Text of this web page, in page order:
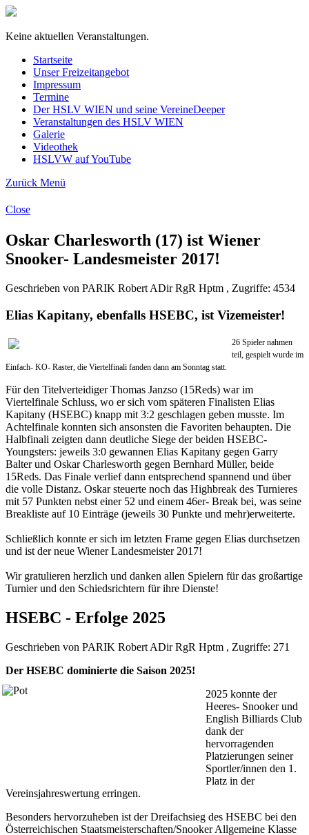
Keine aktuellen Veranstaltungen.
Startseite
Unser Freizeitangebot
Impressum
Termine
Der HSLV WIEN und seine VereineDeeper
Veranstaltungen des HSLV WIEN
Galerie
Videothek
HSLVW auf YouTube
Zurück Menü
Close
Oskar Charlesworth (17) ist Wiener
Snooker- Landesmeister 2017!
Geschrieben von PARIK Robert ADir RgR Hptm , Zugriffe: 4534
Elias Kapitany, ebenfalls HSEBC, ist Vizemeister!
26 Spieler nahmen
teil, gespielt wurde im
Einfach- KO- Raster, die Viertelfinali fanden dann am Sonntag statt.
Für den Titelverteidiger Thomas Janzso (15Reds) war im
Viertelfinale Schluss, wo er sich vom späteren Finalisten Elias
Kapitany (HSEBC) knapp mit 3:2 geschlagen geben musste. Im
Achtelfinale konnten sich ansonsten die Favoriten behaupten. Die
Halbfinali zeigten dann deutliche Siege der beiden HSEBC-
Youngsters: jeweils 3:0 gewannen Elias Kapitany gegen Garry
Balter und Oskar Charlesworth gegen Bernhard Müller, beide
15Reds. Das Finale verlief dann entsprechend spannend und über
die volle Distanz. Oskar steuerte noch das Highbreak des Turnieres
mit 57 Punkten nebst einer 52 und einem 46er- Break bei, was seine
Breakliste auf 10 Einträge (jeweils 30 Punkte und mehr)erweiterte.
Schließlich konnte er sich im letzten Frame gegen Elias durchsetzen
und ist der neue Wiener Landesmeister 2017!
Wir gratulieren herzlich und danken allen Spielern für das großartige
Turnier und den Schiedsrichtern für ihre Dienste!
HSEBC - Erfolge 2025
Geschrieben von PARIK Robert ADir RgR Hptm , Zugriffe: 271
Der HSEBC dominierte die Saison 2025!
2025 konnte der
Heeres- Snooker und
English Billiards Club
dank der
hervorragenden
Platzierungen seiner
Sportler/innen den 1.
Platz in der
Vereinsjahreswertung erringen.
Besonders hervorzuheben ist der Dreifachsieg des HSEBC bei den
Österreichischen Staatsmeisterschaften/Snooker Allgemeine Klasse